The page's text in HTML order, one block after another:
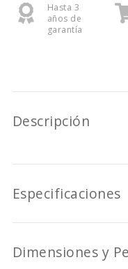
Hasta 3
años de
garantía
Descripción
Especificaciones
Dimensiones y